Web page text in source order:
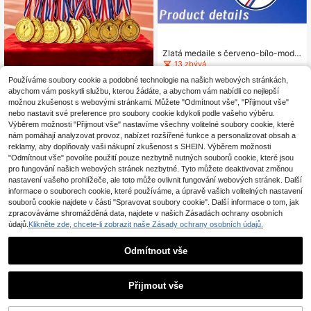
NEW Zlatá plastová ocenovací med
aile – lesklá zlatá medaile s dekorat
ivním vzorem koruny, vhodná pro s
port, hry, soutěže, talentové show,
párty a jako dárek na oslavu
19 zbývá
4.86€
Trofej na míru, velká kovová zlatá tr
ofej, cena pro vítěze sportovních so
29 zbývá
Zlatá medaile s červeno-bílo-modr
ou stuhou a hvězdicovým vzorem,
ní sportovní akce a ceny na párty
13 zbývá
4.58€
NEW 1 ks. Tato kovová medaile je id
1
Používáme soubory cookie a podobné technologie na našich webových stránkách,
abychom vám poskytli službu, kterou žádáte, a abychom vám nabídli co nejlepší
možnou zkušenost s webovými stránkami. Můžete "Odmítnout vše", "Přijmout vše"
nebo nastavit své preference pro soubory cookie kdykoli podle vašeho výběru.
Výběrem možnosti "Přijmout vše" nastavíme všechny volitelné soubory cookie, které
nám pomáhají analyzovat provoz, nabízet rozšířené funkce a personalizovat obsah a
reklamy, aby doplňovaly vaši nákupní zkušenost s SHEIN. Výběrem možnosti
"Odmítnout vše" povolíte použití pouze nezbytně nutných souborů cookie, které jsou
pro fungování našich webových stránek nezbytné. Tyto můžete deaktivovat změnou
nastavení vašeho prohlížeče, ale toto může ovlivnit fungování webových stránek. Další
informace o souborech cookie, které používáme, a úpravě vašich volitelných nastavení
souborů cookie najdete v části "Spravovat soubory cookie". Další informace o tom, jak
zpracováváme shromážděná data, najdete v našich Zásadách ochrany osobních
údajů. Klikněte zde, chcete-li zobrazit naše Zásady ochrany osobních údajů.
Odmítnout vše
Přijmout vše